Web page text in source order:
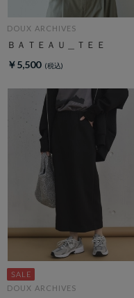
DOUX ARCHIVES
ＢＡＴＥＡＵ＿ＴＥＥ
￥5,500
DOUX ARCHIVES